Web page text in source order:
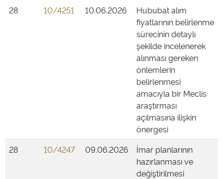
28
10/4251 10.06.2026
Hububat alım
fiyatlarının belirlenme
sürecinin detaylı
şekilde incelenerek
alınması gereken
önlemlerin
belirlenmesi
amacıyla bir Meclis
araştırması
açılmasına ilişkin
önergesi
28
10/4247 09.06.2026
İmar planlarının
hazırlanması ve
değiştirilmesi